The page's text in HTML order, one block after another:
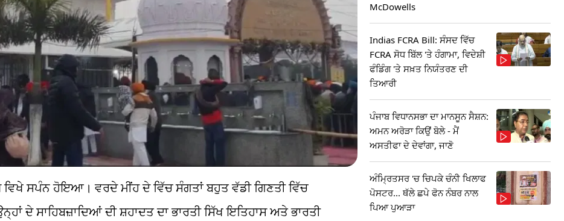
ਸਪੰਨ ਹੋਇਆ। ਵਰਦੇ ਮੀਂਹ ਦੇ ਵਿੱਚ ਸੰਗਤਾਂ ਬਹੁਤ ਵੱਡੀ ਗਿਣਤੀ ਵਿੱਚ
ਦੇ ਸਾਹਿਬਜ਼ਾਦਿਆਂ ਦੀ ਸ਼ਹਾਦਤ ਦਾ ਭਾਰਤੀ ਸਿੱਖ ਇਤਿਹਾਸ ਅਤੇ ਭਾਰਤੀ
McDowells
Indias FCRA Bill: ਸੰਸਦ ਵਿੱਚ
FCRA ਸੋਧ ਬਿੱਲ 'ਤੇ ਹੰਗਾਮਾ, ਵਿਦੇਸ਼ੀ
ਫੰਡਿੰਗ 'ਤੇ ਸਖ਼ਤ ਨਿਯੰਤਰਣ ਦੀ
ਤਿਆਰੀ
ਪੰਜਾਬ ਵਿਧਾਨਸਭਾ ਦਾ ਮਾਨਸੂਨ ਸੈਸ਼ਨ:
ਅਮਨ ਅਰੋੜਾ ਕਿਉਂ ਬੋਲੇ - ਮੈਂ
ਅਸਤੀਫਾ ਦੇ ਦੇਵਾਂਗਾ, ਜਾਣੋ
ਅੰਮ੍ਰਿਤਸਰ 'ਚ ਚਿਪਕੇ ਚੰਨੀ ਖਿਲਾਫ
ਪੋਸਟਰ... ਥੱਲੇ ਛਪੇ ਫੋਨ ਨੰਬਰ ਨਾਲ
ਪਿਆ ਪੁਆੜਾ